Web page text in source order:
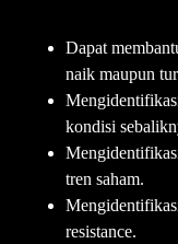
Dapat
naik maupun
kondisi
tren saham.
resistance.